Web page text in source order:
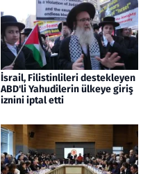
İsrail, Filistinlileri destekleyen
ABD'li Yahudilerin ülkeye giriş
iznini iptal etti